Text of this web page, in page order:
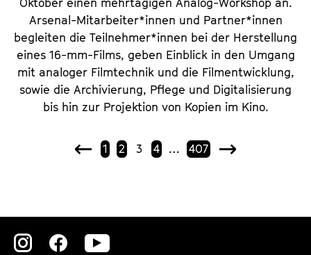
Oktober einen mehrtägigen Analog-Workshop an.
Arsenal-Mitarbeiter*innen und Partner*innen
begleiten die Teilnehmer*innen bei der Herstellung
eines 16-mm-Films, geben Einblick in den Umgang
mit analoger Filmtechnik und die Filmentwicklung,
sowie die Archivierung, Pflege und Digitalisierung
bis hin zur Projektion von Kopien im Kino.
1 2 3 4 … 407
N
Zu
Zu
Zu